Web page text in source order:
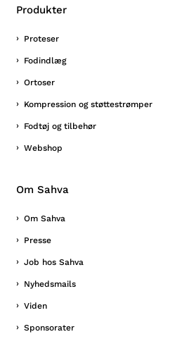
Produkter
Proteser
Fodindlæg
Ortoser
Kompression og støttestrømper
Fodtøj og tilbehør
Webshop
Om Sahva
Om Sahva
Presse
Job hos Sahva
Nyhedsmails
Viden
Sponsorater